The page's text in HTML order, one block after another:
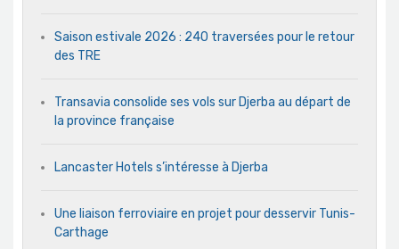
Saison estivale 2026 : 240 traversées pour le retour
des TRE
Transavia consolide ses vols sur Djerba au départ de
la province française
Lancaster Hotels s’intéresse à Djerba
Une liaison ferroviaire en projet pour desservir Tunis-
Carthage